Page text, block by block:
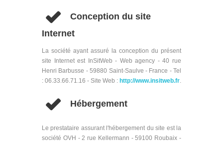
Conception du site
Internet
La société ayant assuré la conception du présent
site Internet est InSitWeb - Web agency - 40 rue
Henri Barbusse - 59880 Saint-Saulve - France - Tel
: 06.33.66.71.16 - Site Web : http://www.insitweb.fr.
Hébergement
Le prestataire assurant l'hébergement du site est la
société OVH - 2 rue Kellermann - 59100 Roubaix -